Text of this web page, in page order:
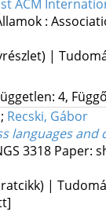
ACM
:
|
4,
; Recski, Gábor
languages
3318 Paper:
|